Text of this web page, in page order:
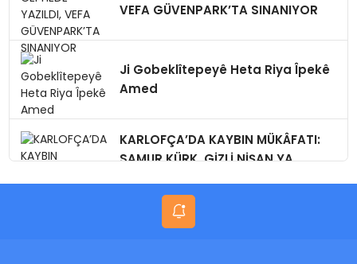
VEFA GÜVENPARK’TA SINANIYOR
Ji Gobeklîtepeyê Heta Riya Îpekê
Amed
KARLOFÇA’DA KAYBIN MÜKÂFATI:
SAMUR KÜRK, GİZLİ NİŞAN,YA